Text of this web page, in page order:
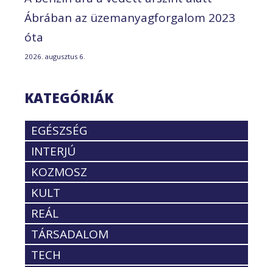
Ábrában az üzemanyagforgalom 2023
óta
2026. augusztus 6.
KATEGÓRIÁK
EGÉSZSÉG
INTERJÚ
KOZMOSZ
KULT
REÁL
TÁRSADALOM
TECH